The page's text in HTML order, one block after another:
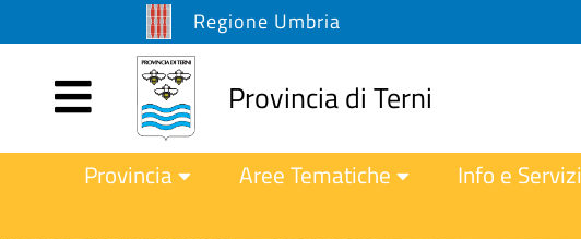
Regione Umbria
Provincia di Terni
Provincia Aree Tematiche Info e Servizi